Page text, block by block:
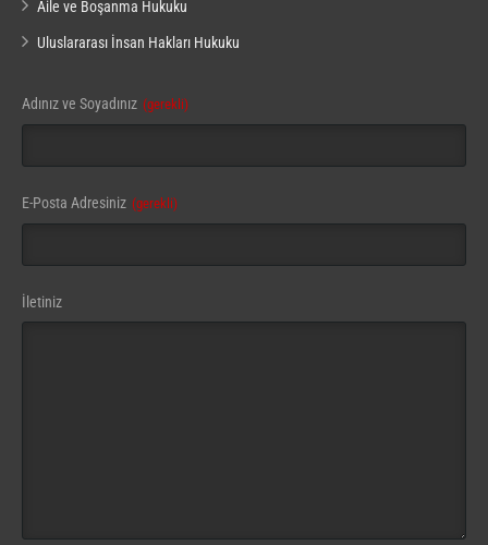
Aile ve Boşanma Hukuku
Uluslararası İnsan Hakları Hukuku
Adınız ve Soyadınız (gerekli)
Contact
Email (gerekli)
E-Posta Adresiniz (gerekli)
İletiniz